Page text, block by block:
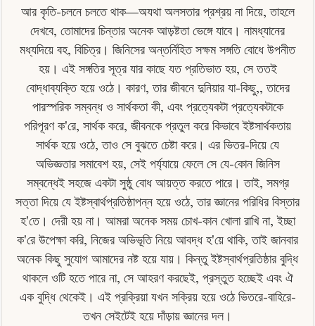
আর কৃতি-চলনে চলতে থাক—অযথা অলসতার প্রশ্রয় না দিয়ে, তাহলে
দেখবে, তােমাদের চিন্তার অনেক আড়ষ্টতা ভেঙ্গে যাবে। নামধ্যানের
মধ্যদিয়ে বহ, বিচিত্র। জিনিসের অন্তর্নিহিত সক্ষম সঙ্গতি বােধে উপনীত
হয়। এই সঙ্গতির সূত্র যার কাছে যত প্রতিভাত হয়, সে ততই
বােদ্ধাব্যক্তি হয়ে ওঠে। কারণ, তার জীবনে দুনিয়ার যা-কিছু,, তাদের
পারস্পরিক সম্বন্ধ ও সার্থকতা কী, এবং প্রত্যেকটা প্রত্যেকটাকে
পরিপূরণ ক'রে, সার্থক করে, জীবনকে প্রতুল করে কিভাবে ইষ্টসার্থকতায়
সার্থক হয়ে ওঠে, তাও সে বুঝতে চেষ্টা করে। এর ভিতর-দিয়ে যে
অভিজ্ঞতার সমাবেশ হয়, সেই পৰ্য্যায়ে ফেলে সে যে-কোন জিনিস
সম্বন্ধেই সহজে একটা সুষ্ঠু বােধ আয়ত্ত করতে পারে। তাই, সমগ্র
সত্তা দিয়ে যে ইষ্টস্বার্থপ্রতিষ্ঠাপন্ন হয়ে ওঠে, তার জ্ঞানের পরিধির বিস্তার
হ'তে। দেরী হয় না। আমরা অনেক সময় চোখ-কান খােলা রাখি না, ইচ্ছা
ক'রে উপেক্ষা করি, নিজের অভিভূতি নিয়ে আবদ্ধ হ'য়ে থাকি, তাই জানবার
অনেক কিছু সুযােগ আমাদের নষ্ট হয়ে যায়। কিন্তু ইষ্টস্বার্থপ্রতিষ্ঠার বুদ্ধি
থাকলে ওটি হতে পারে না, সে আহরণ করছেই, প্রস্তুত হচ্ছেই এবং ঐ
এক বুদ্ধি থেকেই। এই প্রক্রিয়া যখন সক্রিয় হয়ে ওঠে ভিতরে-বাহিরে-
তখন সেইটেই হয়ে দাঁড়ায় জ্ঞানের দল।